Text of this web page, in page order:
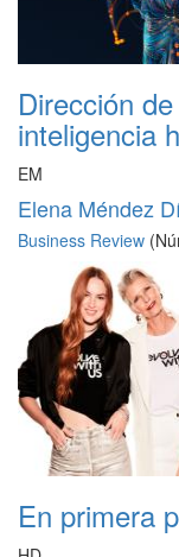
Dirección
inteligencia
EM
Elena Méndez
Business Review
En primera